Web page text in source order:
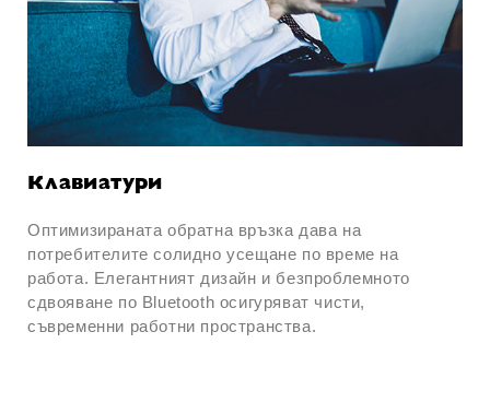
Клавиатури
Оптимизираната обратна връзка дава на
потребителите солидно усещане по време на
работа. Елегантният дизайн и безпроблемното
сдвояване по Bluetooth осигуряват чисти,
съвременни работни пространства.